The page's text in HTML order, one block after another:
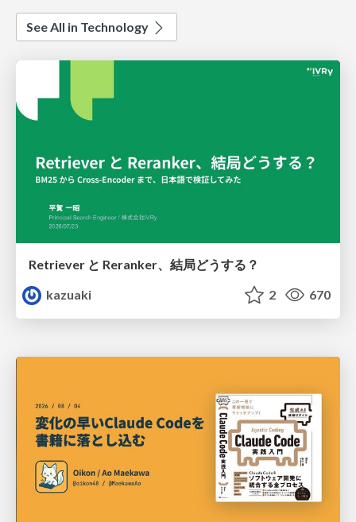
See All in Technology
Retriever と Reranker、結局どうする？
kazuaki
2 670